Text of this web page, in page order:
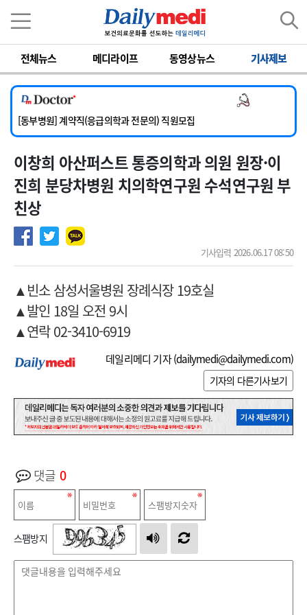
전체뉴스 메디라이프 동영상뉴스 기사제보
[서울아산병원] 2026년 하반기 인턴 모집
[영남대학교의료원] 마취통증의학과 임기제 임상의사 채용
[충남대학교병원] 소아청소년과(소아응급전담) 계약직 의사 공개채용
[동부병원] 계약직(응급의학과 전문의) 직원모집
[이대목동병원] 하반기 전공의(레지던트1년차) 모집
[서울아산병원] 2026년 하반기 인턴 모집
[영남대학교의료원] 마취통증의학과 임기제 임상의사 채용
이창희 아산퍼스트 통증의학과 의원 원장·이
진희 분당차병원 치의학연구원 수석연구원 부
친상
기사입력 2026.06.17 08:50
▲빈소 삼성서울병원 장례식장 19호실
▲발인 18일 오전 9시
▲연락 02-3410-6919
데일리메디 기자 (dailymedi@dailymedi.com)
기자의 다른기사보기
댓글 0
스팸방지